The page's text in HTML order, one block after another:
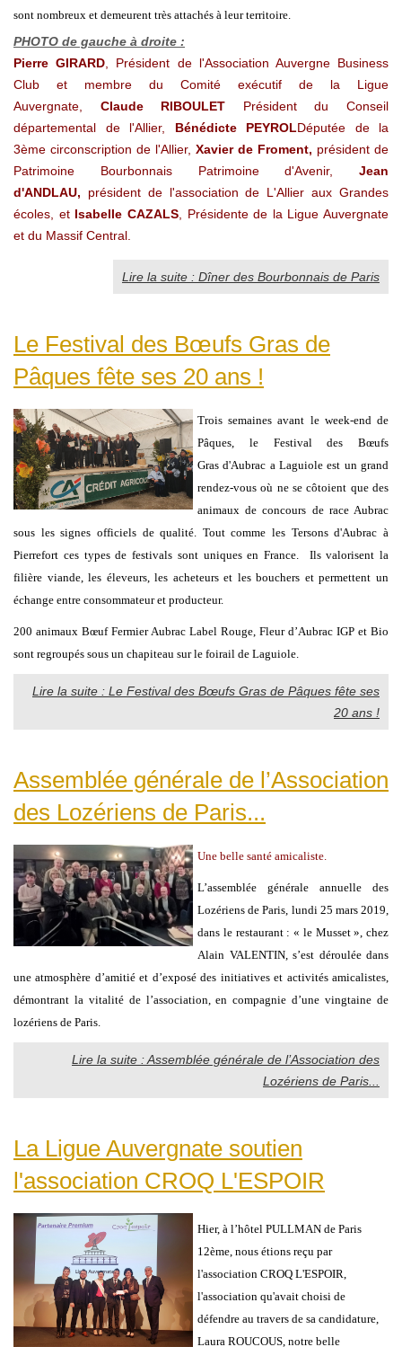
sont nombreux et demeurent très attachés à leur territoire.
PHOTO de gauche à droite :
Pierre GIRARD , Président de l'Association Auvergne Business
Club et membre du Comité exécutif de la Ligue
Auvergnate, Claude RIBOULET Président du Conseil
départemental de l'Allier, Bénédicte PEYROLDéputée de la
3ème circonscription de l'Allier, Xavier de Froment, président de
Patrimoine Bourbonnais
Patrimoine d'Avenir,
Jean
d'ANDLAU, président de l'association de L'Allier aux Grandes
écoles, etIsabelle CAZALS, Présidente de la Ligue Auvergnate
et du Massif Central.
Lire la suite : Dîner des Bourbonnais de Paris
Le Festival des Bœufs Gras de
Pâques fête ses 20 ans !
Trois semaines avant le week-end de
Pâques, le Festival des Bœufs
Gras d'Aubrac a Laguiole est un grand
rendez-vous où ne se côtoient que des
animaux de concours de race Aubrac
sous les signes officiels de qualité. Tout comme les Tersons d'Aubrac à
Pierrefort ces types de festivals sont uniques en France. Ils valorisent la
filière viande, les éleveurs, les acheteurs et les bouchers et permettent un
échange entre consommateur et producteur.
200 animaux Bœuf Fermier Aubrac Label Rouge, Fleur d’Aubrac IGP et Bio
sont regroupés sous un chapiteau sur le foirail de Laguiole.
Lire la suite : Le Festival des Bœufs Gras de Pâques fête ses
20 ans !
Assemblée générale de l’Association
des Lozériens de Paris...
Une belle santé amicaliste.
L’assemblée générale annuelle des
Lozériens de Paris, lundi 25 mars 2019,
dans le restaurant : « le Musset », chez
Alain VALENTIN, s’est déroulée dans
une atmosphère d’amitié et d’exposé des initiatives et activités amicalistes,
démontrant la vitalité de l’association, en compagnie d’une vingtaine de
lozériens de Paris.
Lire la suite : Assemblée générale de l’Association des
Lozériens de Paris...
La Ligue Auvergnate soutien
l'association CROQ L'ESPOIR
Hier, à l’hôtel PULLMAN de Paris
12ème, nous étions reçu par
l'association CROQ L'ESPOIR,
l'association qu'avait choisi de
défendre au travers de sa candidature,
Laura ROUCOUS, notre belle